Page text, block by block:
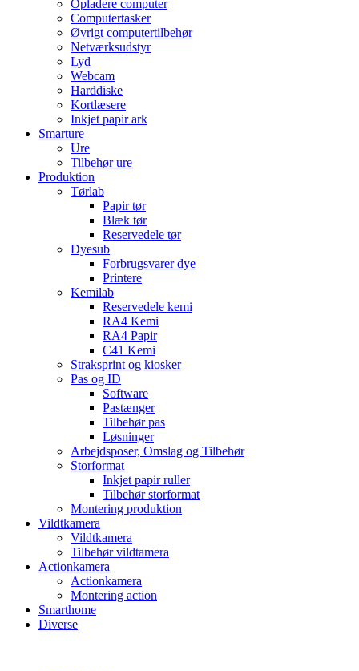
Opladere computer
Computertasker
Øvrigt computertilbehør
Netværksudstyr
Lyd
Webcam
Harddiske
Kortlæsere
Inkjet papir ark
Smarture
Ure
Tilbehør ure
Produktion
Tørlab
Papir tør
Blæk tør
Reservedele tør
Dyesub
Forbrugsvarer dye
Printere
Kemilab
Reservedele kemi
RA4 Kemi
RA4 Papir
C41 Kemi
Straksprint og kiosker
Pas og ID
Software
Pastænger
Tilbehør pas
Løsninger
Arbejdsposer, Omslag og Tilbehør
Storformat
Inkjet papir ruller
Tilbehør storformat
Montering produktion
Vildtkamera
Vildtkamera
Tilbehør vildtamera
Actionkamera
Actionkamera
Montering action
Smarthome
Diverse